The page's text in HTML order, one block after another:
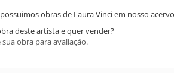
obras de Laura Vinci em nosso
deste artista e quer vender?
obra para avaliação.